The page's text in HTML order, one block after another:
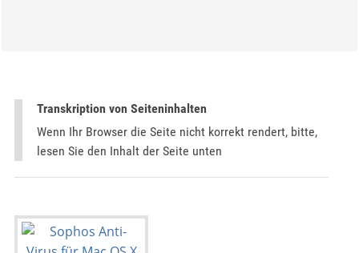
Transkription von Seiteninhalten
Wenn Ihr Browser die Seite nicht korrekt rendert, bitte,
lesen Sie den Inhalt der Seite unten